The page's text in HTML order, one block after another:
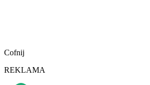
Cofnij
REKLAMA